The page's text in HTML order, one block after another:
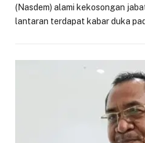
(Nasdem) alami kekosongan
lantaran terdapat kabar duka